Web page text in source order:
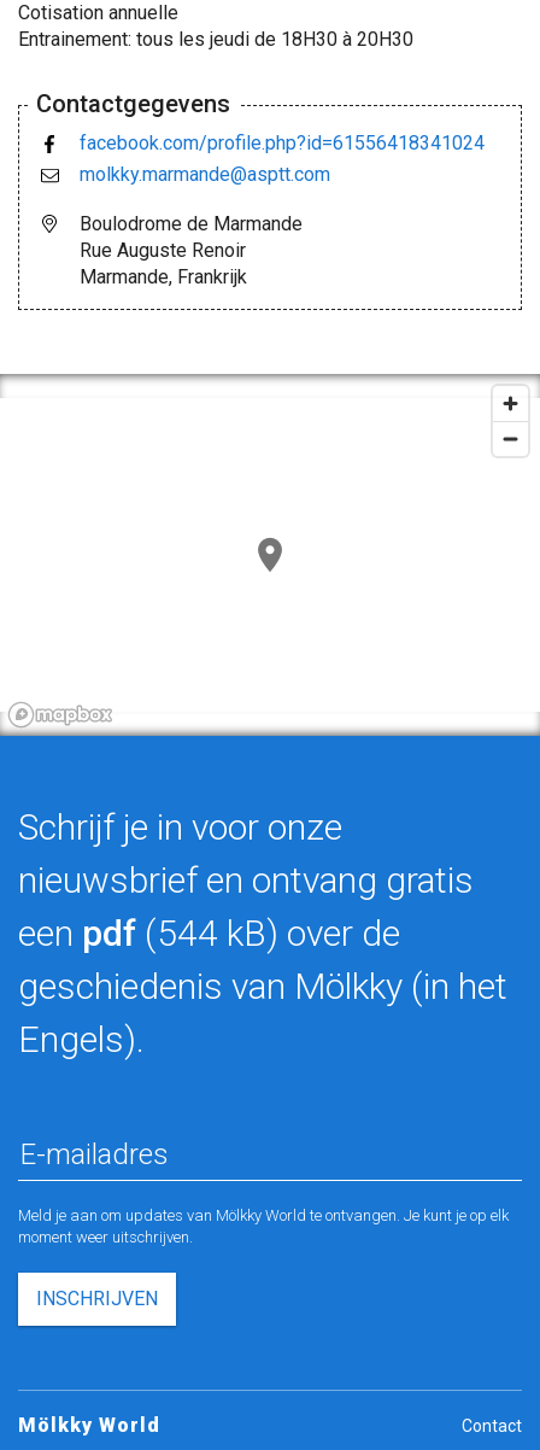
Cotisation annuelle
Entrainement: tous les jeudi de 18H30 à 20H30
Contactgegevens
facebook.com/profile.php?id=61556418341024
molkky.marmande@asptt.com
Boulodrome de Marmande
Rue Auguste Renoir
Marmande, Frankrijk
Schrijf je in voor onze
nieuwsbrief en ontvang gratis
een pdf (544 kB) over de
geschiedenis van Mölkky (in het
Engels).
Meld je aan om updates van Mölkky World te ontvangen. Je kunt je op elk
moment weer uitschrijven.
INSCHRIJVEN
Mölkky World Contact